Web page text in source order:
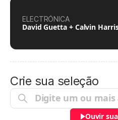
ELECTRÓNICA
David Guetta + Calvin
Crie sua seleção
Ouvir